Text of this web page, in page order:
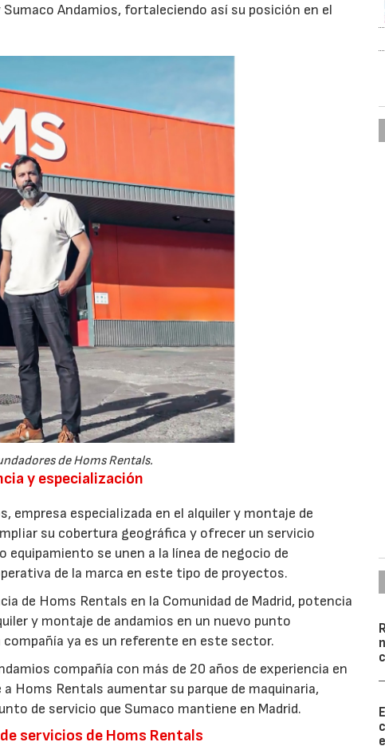
Andamios, fortaleciendo así su posición en el
de Homs Rentals.
y especialización
empresa especializada en el alquiler y montaje de
su cobertura geográfica y ofrecer un servicio
se unen a la línea de negocio de
de la marca en este tipo de proyectos.
de Homs Rentals en la Comunidad de Madrid, potencia
y montaje de andamios en un nuevo punto
ya es un referente en este sector.
compañía con más de 20 años de experiencia en
Homs Rentals aumentar su parque de maquinaria,
de servicio que Sumaco mantiene en Madrid.
servicios de Homs Rentals